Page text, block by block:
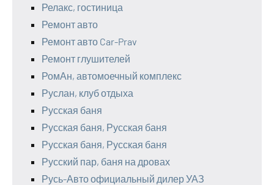
Релакс, гостиница
Ремонт авто
Ремонт авто Car-Prav
Ремонт глушителей
РомАн, автомоечный комплекс
Руслан, клуб отдыха
Русская баня
Русская баня, Русская баня
Русская баня, Русская баня
Русский пар, баня на дровах
Русь-Авто официальный дилер УАЗ